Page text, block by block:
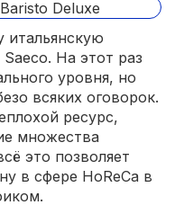
итальянскую
На этот раз
уровня, но
всяких оговорок.
ресурс,
множества
это позволяет
в сфере HoReCa в